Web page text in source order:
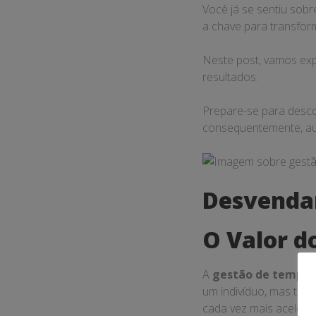
Seus
Você já se sentiu
a chave para
Neste post, vamos
resultados.
Prepare-se para
consequentemente,
O Valor
A gestão de tempo
um indivíduo, mas
cada vez mais